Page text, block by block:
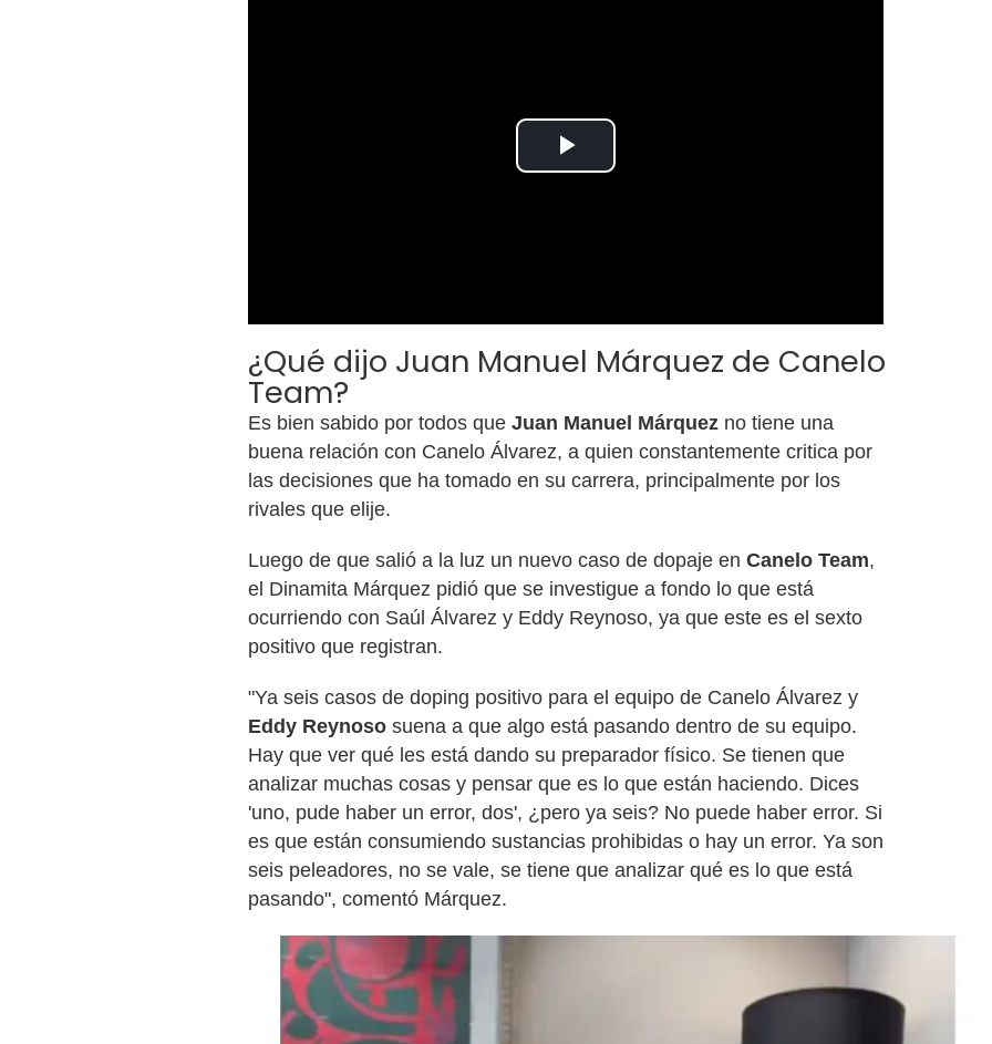
Play
¿Qué dijo Juan Manuel Márquez de Canelo
Team?
Es bien sabido por todos que Juan Manuel Márquez no tiene una
buena relación con Canelo Álvarez, a quien constantemente critica por
las decisiones que ha tomado en su carrera, principalmente por los
rivales que elije.
Luego de que salió a la luz un nuevo caso de dopaje en Canelo Team,
el Dinamita Márquez pidió que se investigue a fondo lo que está
ocurriendo con Saúl Álvarez y Eddy Reynoso, ya que este es el sexto
positivo que registran.
"Ya seis casos de doping positivo para el equipo de Canelo Álvarez y
Eddy Reynoso suena a que algo está pasando dentro de su equipo.
Hay que ver qué les está dando su preparador físico. Se tienen que
analizar muchas cosas y pensar que es lo que están haciendo. Dices
'uno, pude haber un error, dos', ¿pero ya seis? No puede haber error. Si
es que están consumiendo sustancias prohibidas o hay un error. Ya son
seis peleadores, no se vale, se tiene que analizar qué es lo que está
pasando", comentó Márquez.